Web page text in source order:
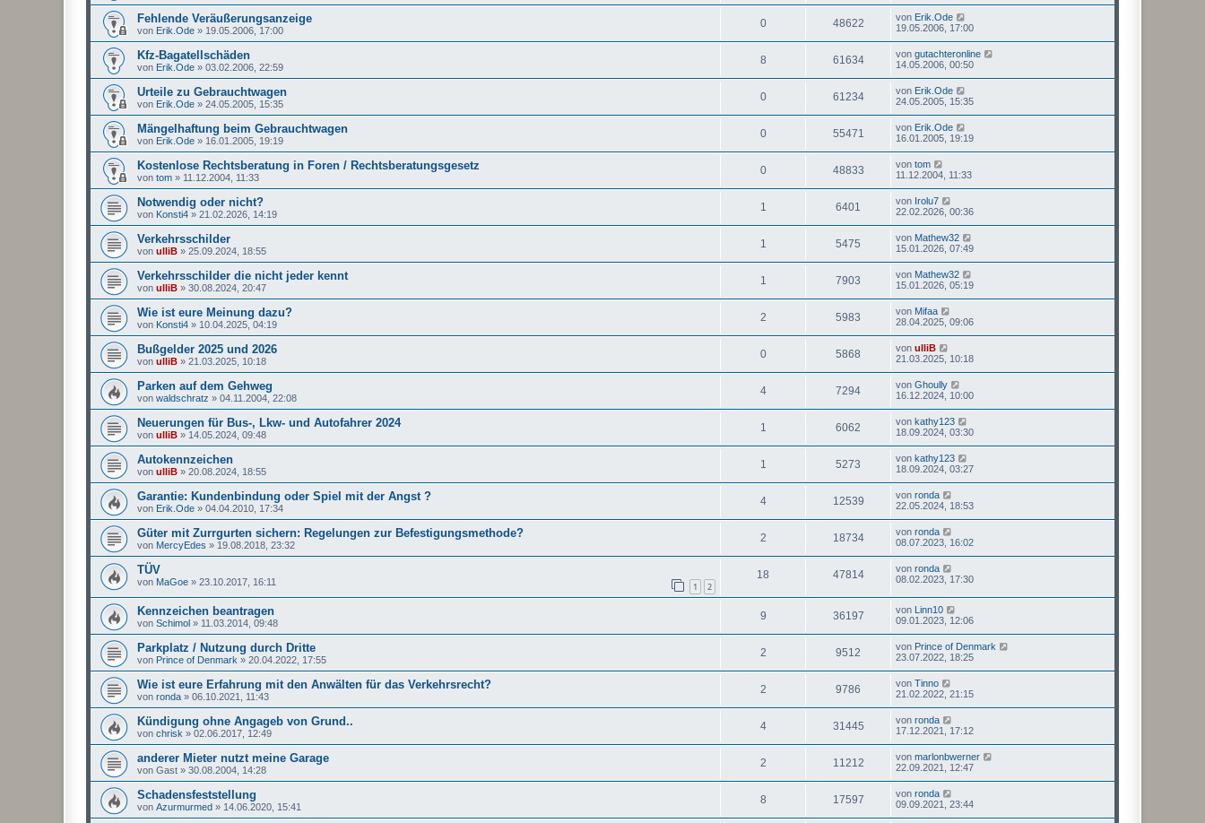
Fehlende Veräußerungsanzeige
von Erik.Ode » 19.05.2006, 17:00
0 48622 von Erik.Ode
19.05.2006, 17:00
Kfz-Bagatellschäden
von Erik.Ode » 03.02.2006, 22:59
8 61634 von gutachteronline
14.05.2006, 00:50
Urteile zu Gebrauchtwagen
von Erik.Ode » 24.05.2005, 15:35
0 61234 von Erik.Ode
24.05.2005, 15:35
Mängelhaftung beim Gebrauchtwagen
von Erik.Ode » 16.01.2005, 19:19
0 55471 von Erik.Ode
16.01.2005, 19:19
Kostenlose Rechtsberatung in Foren / Rechtsberatungsgesetz
von tom » 11.12.2004, 11:33
0 48833 von tom
11.12.2004, 11:33
Notwendig oder nicht?
von Konsti4 » 21.02.2026, 14:19
1 6401 von Irolu7
22.02.2026, 00:36
Verkehrsschilder
von ulliB » 25.09.2024, 18:55
1 5475 von Mathew32
15.01.2026, 07:49
Verkehrsschilder die nicht jeder kennt
von ulliB » 30.08.2024, 20:47
1 7903 von Mathew32
15.01.2026, 05:19
Wie ist eure Meinung dazu?
von Konsti4 » 10.04.2025, 04:19
2 5983 von Mifaa
28.04.2025, 09:06
Bußgelder 2025 und 2026
von ulliB » 21.03.2025, 10:18
0 5868 von ulliB
21.03.2025, 10:18
Parken auf dem Gehweg
von waldschratz » 04.11.2004, 22:08
4 7294 von Ghoully
16.12.2024, 10:00
Neuerungen für Bus-, Lkw- und Autofahrer 2024
von ulliB » 14.05.2024, 09:48
1 6062 von kathy123
18.09.2024, 03:30
Autokennzeichen
von ulliB » 20.08.2024, 18:55
1 5273 von kathy123
18.09.2024, 03:27
Garantie: Kundenbindung oder Spiel mit der Angst ?
von Erik.Ode » 04.04.2010, 17:34
4 12539 von ronda
22.05.2024, 18:53
Güter mit Zurrgurten sichern: Regelungen zur Befestigungsmethode?
von MercyEdes » 19.08.2018, 23:32
2 18734 von ronda
08.07.2023, 16:02
TÜV
von MaGoe » 23.10.2017, 16:11 1 2
18 47814 von ronda
08.02.2023, 17:30
Kennzeichen beantragen
von Schimol » 11.03.2014, 09:48
9 36197 von Linn10
09.01.2023, 12:06
Parkplatz / Nutzung durch Dritte
von Prince of Denmark » 20.04.2022, 17:55
2 9512 von Prince of Denmark
23.07.2022, 18:25
Wie ist eure Erfahrung mit den Anwälten für das Verkehrsrecht?
von ronda » 06.10.2021, 11:43
2 9786 von Tinno
21.02.2022, 21:15
Kündigung ohne Angageb von Grund..
von chrisk » 02.06.2017, 12:49
4 31445 von ronda
17.12.2021, 17:12
anderer Mieter nutzt meine Garage
von Gast » 30.08.2004, 14:28
2 11212 von marlonbwerner
22.09.2021, 12:47
Schadensfeststellung
von Azurmurmed » 14.06.2020, 15:41
8 17597 von ronda
09.09.2021, 23:44